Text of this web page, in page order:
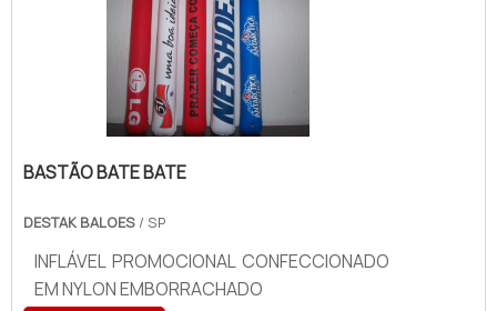
BASTÃO BATE BATE
DESTAK BALOES / SP
INFLÁVEL PROMOCIONAL CONFECCIONADO
EM NYLON EMBORRACHADO